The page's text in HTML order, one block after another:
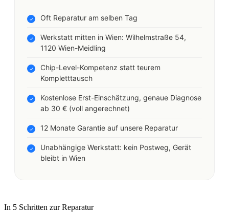
Oft Reparatur am selben Tag
Werkstatt mitten in Wien: Wilhelmstraße 54,
1120 Wien-Meidling
Chip-Level-Kompetenz statt teurem
Kompletttausch
Kostenlose Erst-Einschätzung, genaue Diagnose
ab 30 € (voll angerechnet)
12 Monate Garantie auf unsere Reparatur
Unabhängige Werkstatt: kein Postweg, Gerät
bleibt in Wien
In 5 Schritten zur Reparatur